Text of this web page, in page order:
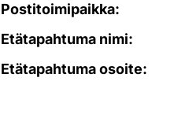
Postitoimipaikka:
Etätapahtuma nimi:
Etätapahtuma osoite: